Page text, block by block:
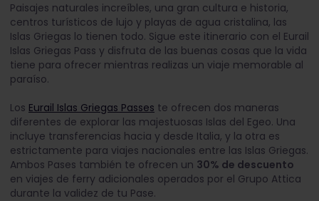
Paisajes naturales increíbles, una gran cultura e historia,
centros turísticos de lujo y playas de agua cristalina, las
Islas Griegas lo tienen todo. Sigue este itinerario con el Eurail
Islas Griegas Pass y disfruta de las buenas cosas que la vida
tiene para ofrecer mientras realizas un viaje memorable al
paraíso.
Los Eurail Islas Griegas Passes te ofrecen dos maneras
diferentes de explorar las majestuosas Islas del Egeo. Una
incluye transferencias hacia y desde Italia, y la otra es
estrictamente para viajes nacionales entre las Islas Griegas.
Ambos Pases también te ofrecen un 30% de descuento
en viajes de ferry adicionales operados por el Grupo Attica
durante la validez de tu Pase.